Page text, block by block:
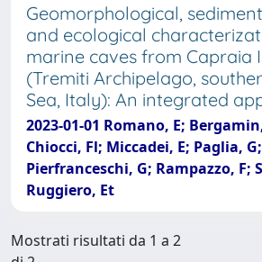
Geomorphological,
and ecological
marine caves from Capraia
(Tremiti Archipelago,
Sea, Italy): An integrated
2023-01-01 Romano, E;
Chiocci, Fl; Miccadei, E; Paglia,
Pierfranceschi, G; Rampazzo, F;
Ruggiero, Et
Mostrati risultati da 1 a 2